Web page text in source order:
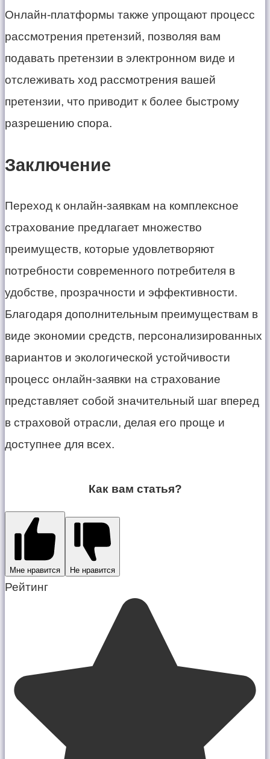
Онлайн-платформы также упрощают процесс
рассмотрения претензий, позволяя вам
подавать претензии в электронном виде и
отслеживать ход рассмотрения вашей
претензии, что приводит к более быстрому
разрешению спора.
Заключение
Переход к онлайн-заявкам на комплексное
страхование предлагает множество
преимуществ, которые удовлетворяют
потребности современного потребителя в
удобстве, прозрачности и эффективности.
Благодаря дополнительным преимуществам в
виде экономии средств, персонализированных
вариантов и экологической устойчивости
процесс онлайн-заявки на страхование
представляет собой значительный шаг вперед
в страховой отрасли, делая его проще и
доступнее для всех.
Как вам статья?
Мне нравится Не нравится
Рейтинг